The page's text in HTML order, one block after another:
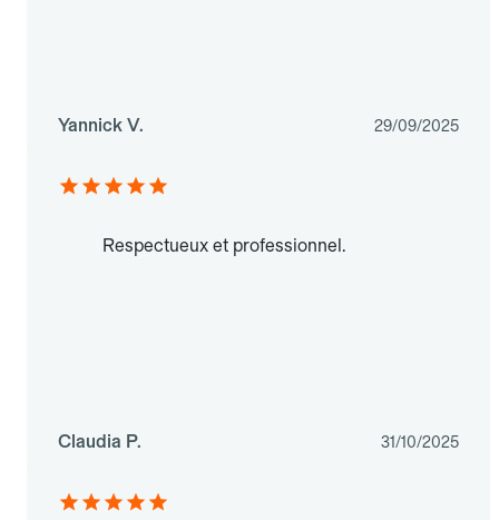
Yannick V. 29/09/2025
Respectueux et professionnel.
Claudia P. 31/10/2025